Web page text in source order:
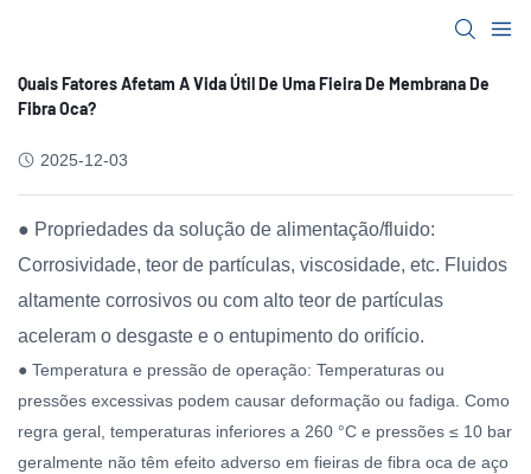
Quais Fatores Afetam A Vida Útil De Uma Fieira De Membrana De
Fibra Oca?
2025-12-03
● Propriedades da solução de alimentação/fluido:
Corrosividade, teor de partículas, viscosidade, etc. Fluidos
altamente corrosivos ou com alto teor de partículas
aceleram o desgaste e o entupimento do orifício.
● Temperatura e pressão de operação: Temperaturas ou
pressões excessivas podem causar deformação ou fadiga. Como
regra geral, temperaturas inferiores a 260 °C e pressões ≤ 10 bar
geralmente não têm efeito adverso em fieiras de fibra oca de aço